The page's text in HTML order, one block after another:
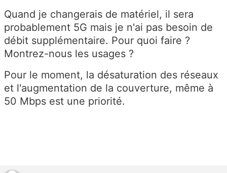
Quand je changerais de matériel, il sera
probablement 5G mais je n'ai pas besoin de
débit supplémentaire. Pour quoi faire ?
Montrez-nous les usages ?
Pour le moment, la désaturation des réseaux
et l'augmentation de la couverture, même à
50 Mbps est une priorité.